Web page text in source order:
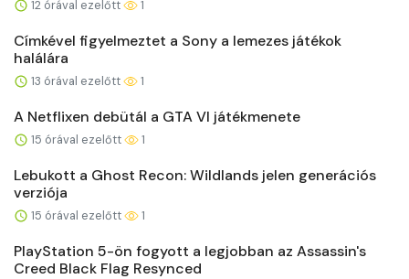
12 órával ezelőtt 1
Címkével figyelmeztet a Sony a lemezes játékok
halálára
13 órával ezelőtt 1
A Netflixen debütál a GTA VI játékmenete
15 órával ezelőtt 1
Lebukott a Ghost Recon: Wildlands jelen generációs
verziója
15 órával ezelőtt 1
PlayStation 5-ön fogyott a legjobban az Assassin's
Creed Black Flag Resynced